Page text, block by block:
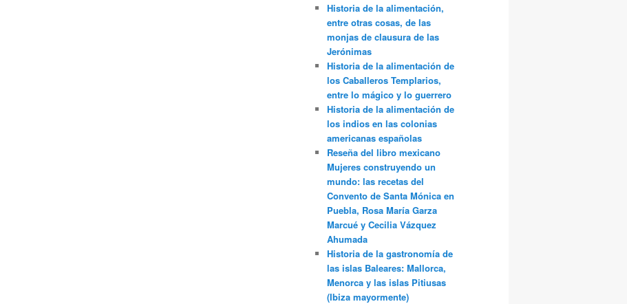
Historia de la alimentación,
entre otras cosas, de las
monjas de clausura de las
Jerónimas
Historia de la alimentación de
los Caballeros Templarios,
entre lo mágico y lo guerrero
Historia de la alimentación de
los indios en las colonias
americanas españolas
Reseña del libro mexicano
Mujeres construyendo un
mundo: las recetas del
Convento de Santa Mónica en
Puebla, Rosa María Garza
Marcué y Cecilia Vázquez
Ahumada
Historia de la gastronomía de
las islas Baleares: Mallorca,
Menorca y las islas Pitiusas
(Ibiza mayormente)